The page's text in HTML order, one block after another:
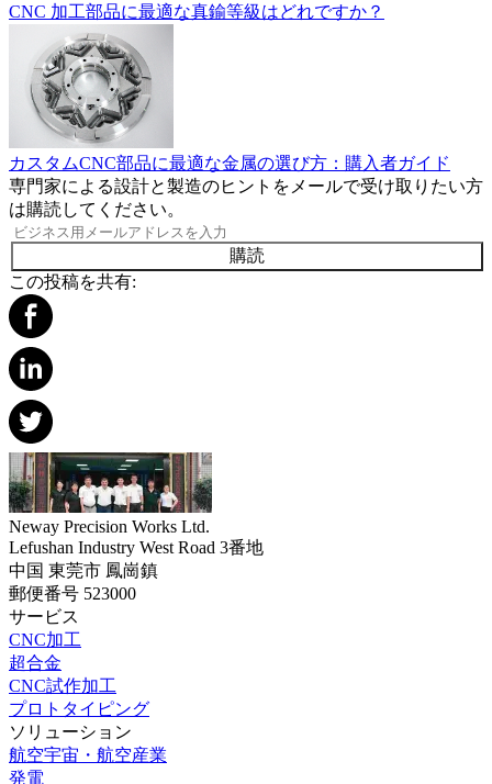
CNC 加工部品に最適な真鍮等級はどれですか？
カスタムCNC部品に最適な金属の選び方：購入者ガイド
専門家による設計と製造のヒントをメールで受け取りたい方
は購読してください。
購読
この投稿を共有:
Neway Precision Works Ltd.
Lefushan Industry West Road 3番地
中国 東莞市 鳳崗鎮
郵便番号 523000
サービス
CNC加工
超合金
CNC試作加工
プロトタイピング
ソリューション
航空宇宙・航空産業
発電